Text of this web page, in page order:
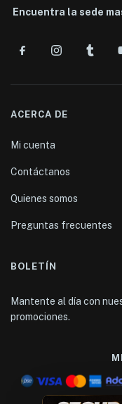
Encuentra la sede
ACERCA DE
Mi cuenta
Contáctanos
Quienes somos
Preguntas frecuentes
BOLETÍN
Mantente al día con
promociones.